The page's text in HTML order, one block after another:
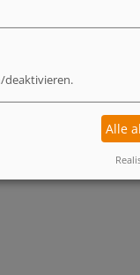
deaktivieren.
Alle